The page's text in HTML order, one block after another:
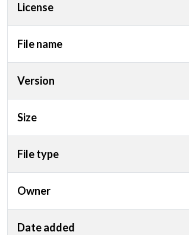
License
File name
Version
Size
File type
Owner
Date added